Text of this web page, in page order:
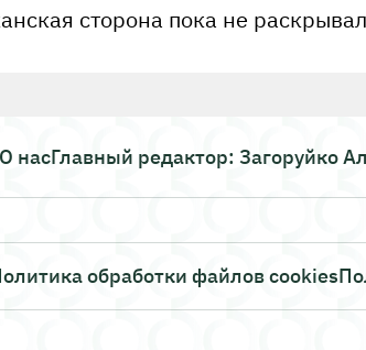
сторона пока не
О насГлавный редактор: Загоруйко
обработки файлов cookies